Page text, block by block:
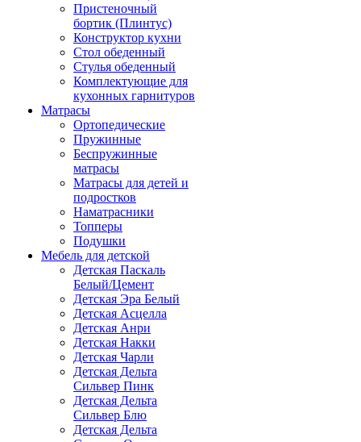
Пристеночный
бортик (Плинтус)
Конструктор кухни
Стол обеденный
Стулья обеденный
Комплектующие для
кухонных гарнитуров
Матраcы
Ортопедические
Пружинные
Беспружинные
матрасы
Матрасы для детей и
подростков
Наматрасники
Топперы
Подушки
Мебель для детской
Детская Паскаль
Белый/Цемент
Детская Эра Белый
Детская Асцелла
Детская Анри
Детская Накки
Детская Чарли
Детская Дельта
Сильвер Пинк
Детская Дельта
Сильвер Блю
Детская Дельта